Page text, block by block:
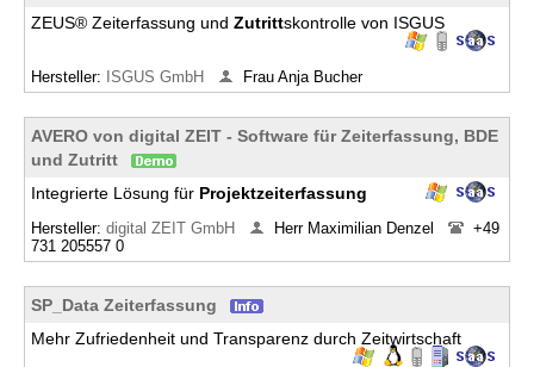
ZEUS® Zeiterfassung und Zutrittskontrolle von ISGUS
Hersteller: ISGUS GmbH Frau Anja Bucher
AVERO von digital ZEIT - Software für Zeiterfassung, BDE
und Zutritt
Integrierte Lösung für Projektzeiterfassung
Hersteller: digital ZEIT GmbH Herr Maximilian Denzel
+49
731 205557 0
SP_Data Zeiterfassung
Mehr Zufriedenheit und Transparenz durch Zeitwirtschaft